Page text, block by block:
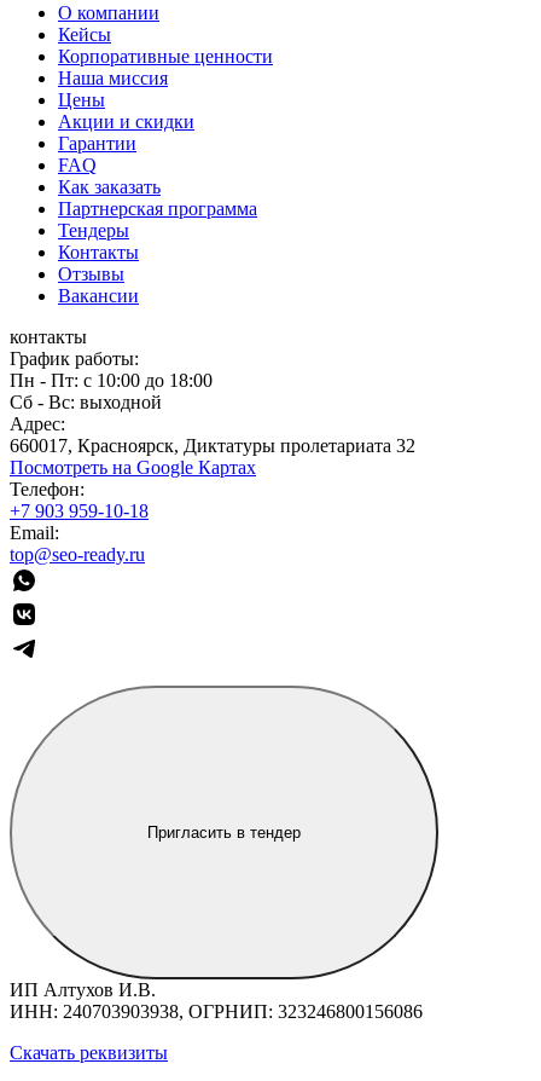
О компании
Кейсы
Корпоративные ценности
Наша миссия
Цены
Акции и скидки
Гарантии
FAQ
Как заказать
Партнерская программа
Тендеры
Контакты
Отзывы
Вакансии
контакты
График работы:
Пн - Пт: с 10:00 до 18:00
Сб - Вс: выходной
Адрес:
660017, Красноярск, Диктатуры пролетариата 32
Посмотреть на Google Картах
Телефон:
+7 903 959-10-18
Email:
top@seo-ready.ru
Пригласить в тендер
ИП Алтухов И.В.
ИНН: 240703903938, ОГРНИП: 323246800156086
Скачать реквизиты